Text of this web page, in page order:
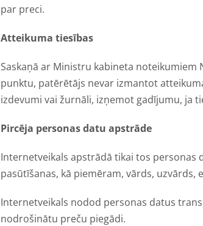
par preci.
Atteikuma tiesības
Saskaņā ar Ministru kabineta
punktu, patērētājs nevar izmantot
izdevumi vai žurnāli, izņemot gadījumu, ja
Pircēja personas datu apstrāde
Internetveikals apstrādā tikai tos personas
pasūtīšanas, kā piemēram, vārds, uzvārds,
Internetveikals nodod personas datus
nodrošinātu preču piegādi.